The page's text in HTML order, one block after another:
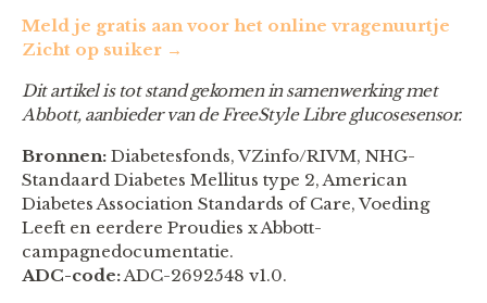
Meld je gratis aan voor het online vragenuurtje
Zicht op suiker →
Dit artikel is tot stand gekomen in samenwerking met
Abbott, aanbieder van de FreeStyle Libre glucosesensor.
Bronnen: Diabetesfonds, VZinfo/RIVM, NHG-
Standaard Diabetes Mellitus type 2, American
Diabetes Association Standards of Care, Voeding
Leeft en eerdere Proudies x Abbott-
campagnedocumentatie.
ADC-code:ADC-2692548 v1.0.